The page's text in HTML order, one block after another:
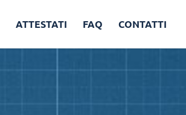
ATTESTATI FAQ CONTATTI